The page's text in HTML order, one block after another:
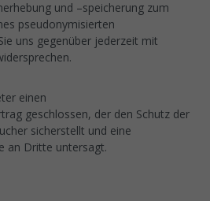
und –speicherung zum
pseudonymisierten
uns gegenüber jederzeit mit
einen
geschlossen, der den Schutz der
sicherstellt und eine
an Dritte untersagt.